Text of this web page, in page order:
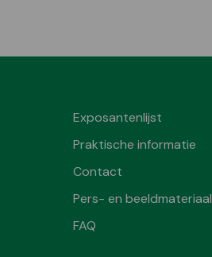
Exposantenlijst
Praktische informatie
Contact
Pers- en beeldmateriaal
FAQ